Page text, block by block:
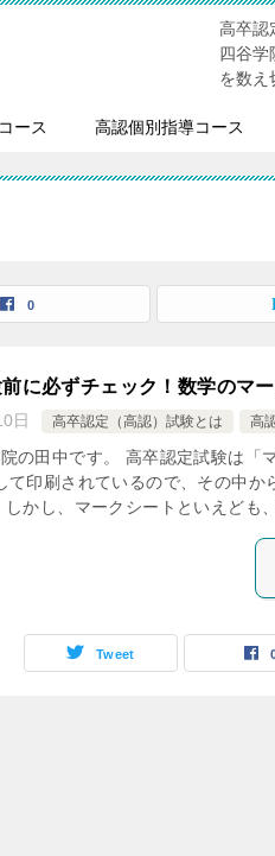
高卒認
四谷学
を数え
ース 高認個別指導コース
0
前に必ずチェック！数学のマ
日 高卒認定（高認）試験とは 高
の田中です。 高卒認定試験は「
て印刷されているので、その中か
しかし、マークシートといえども
Tweet